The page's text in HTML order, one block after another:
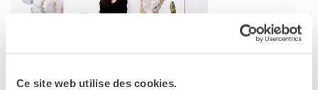
Ce site web utilise des cookies.